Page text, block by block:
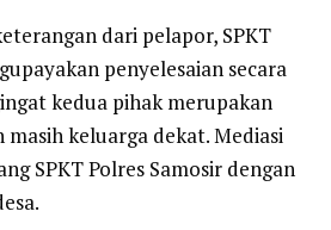
dari pelapor, SPKT
penyelesaian secara
kedua pihak merupakan
masih keluarga dekat. Mediasi
SPKT Polres Samosir dengan